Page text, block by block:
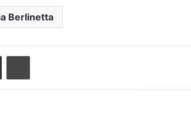
Berlinetta
Compartir por correo electrónicoImprimir